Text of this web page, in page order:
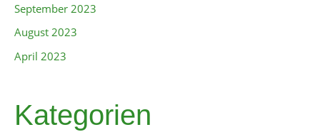
September 2023
August 2023
April 2023
Kategorien